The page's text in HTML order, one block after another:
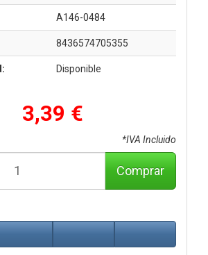
A146-0484
8436574705355
Disponible
3,39 €
*IVA Incluido
Comprar